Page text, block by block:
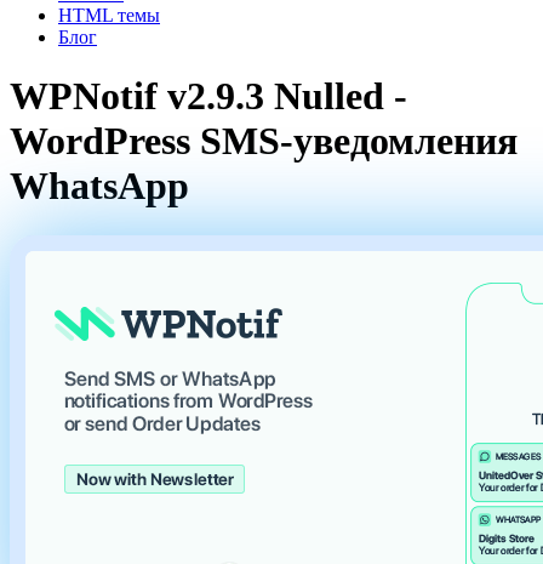
HTML темы
Блог
WPNotif v2.9.3 Nulled -
WordPress SMS-уведомления
WhatsApp